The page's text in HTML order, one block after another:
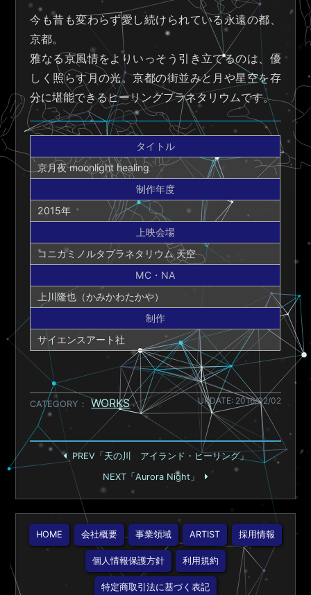
今も昔も変わらず愛し続けられている永遠の都、
京都。
雅なる京風情をよりいっそう引き立てるのは、優
しく照らす月の光。京都の街並みと月や星空を存
分に堪能できるヒーリングプラネタリウムです。
タイトル
京月夜 moonlight healing
制作年度
2015年
上映会場
コニカミノルタプラネタリウム 天空
MC・NA
上川隆也（かみかわたかや）
制作
サイエンスアート社
CATEGORY WORKS UPDATE: 2016/02/02
PREV「天の川 アイランド・ヒーリング」
NEXT「Aurora Night」
HOME 会社概要 事業領域 ARTIST 採用情報
個人情報保護方針 利用規約
特定商取引法に基づく表記